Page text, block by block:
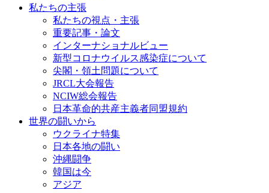
私たちの主張
私たちの視点・主張
重要記事・論文
インターナショナルビュー
新型コロナウイルス感染症について
尖閣・領土問題について
JRCL大会報告
NCIW総会報告
日本革命的共産主義者同盟規約
世界の闘いから
ウクライナ特集
日本各地の闘い
沖縄闘争
韓国は今
アジア